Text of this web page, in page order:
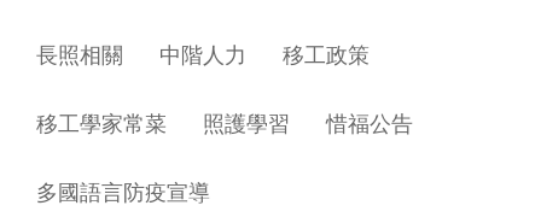
長照相關 中階人力 移工政策
移工學家常菜 照護學習 惜福公告
多國語言防疫宣導